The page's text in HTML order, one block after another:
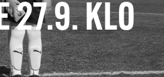
27.9. KLO